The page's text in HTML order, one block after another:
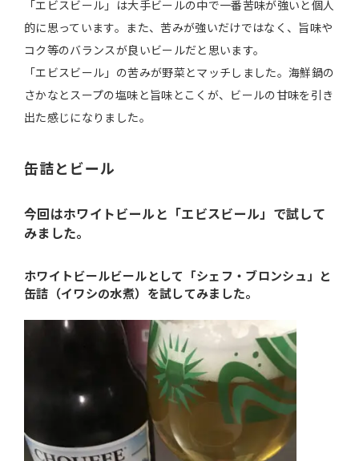
「エビスビール」は大手ビールの中で一番苦味が強いと個人
的に思っています。また、苦みが強いだけではなく、旨味や
コク等のバランスが良いビールだと思います。
「エビスビール」の苦みが野菜とマッチしました。海鮮鍋の
さかなとスープの塩味と旨味とこくが、ビールの甘味を引き
出た感じになりました。
缶詰とビール
今回はホワイトビールと「エビスビール」で試して
みました。
ホワイトビールビールとして「シェフ・ブロンシュ」と
缶詰（イワシの水煮）を試してみました。